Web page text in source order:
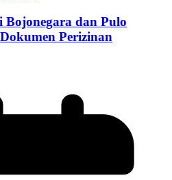
Bojonegara dan Pulo
Perizinan